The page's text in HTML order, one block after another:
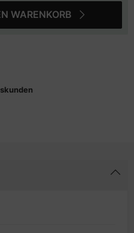
WARENKORB